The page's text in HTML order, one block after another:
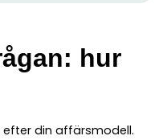
hur
din affärsmodell.